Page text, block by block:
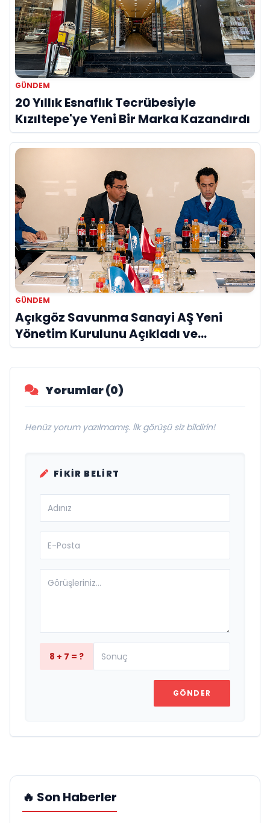
GÜNDEM
20 Yıllık Esnaflık Tecrübesiyle
Kızıltepe'ye Yeni Bir Marka Kazandırdı
GÜNDEM
Açıkgöz Savunma Sanayi AŞ Yeni
Yönetim Kurulunu Açıkladı ve
Savunma Sanayinde Küresel Vizyon
Vurgusu
Yorumlar (0)
Henüz yorum yazılmamış. İlk görüşü siz bildirin!
FIKIR BELIRT
8 + 7 = ?
GÖNDER
🔥 Son Haberler